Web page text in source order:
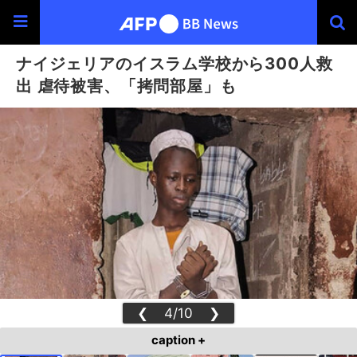
ナイジェリアのイスラム学校から300人救
出 虐待被害、「拷問部屋」も
❮ 4/10 ❯
caption +